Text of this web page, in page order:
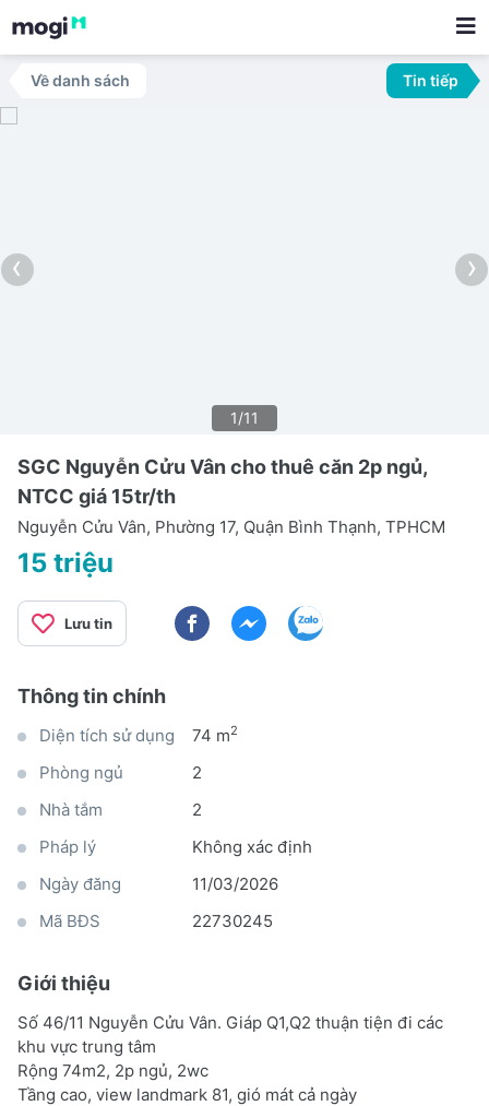
Về danh sách Tin tiếp
‹ ›
1/11
SGC Nguyễn Cửu Vân cho thuê căn 2p ngủ,
NTCC giá 15tr/th
Nguyễn Cửu Vân, Phường 17, Quận Bình Thạnh, TPHCM
15 triệu
Lưu tin
Thông tin chính
Diện tích sử dụng 74 m2
Phòng ngủ
2
Nhà tắm
2
Pháp lý
Không xác định
Ngày đăng
11/03/2026
Mã BĐS
22730245
Giới thiệu
Số 46/11 Nguyễn Cửu Vân. Giáp Q1,Q2 thuận tiện đi các
khu vực trung tâm
Rộng 74m2, 2p ngủ, 2wc
Tầng cao, view landmark 81, gió mát cả ngày